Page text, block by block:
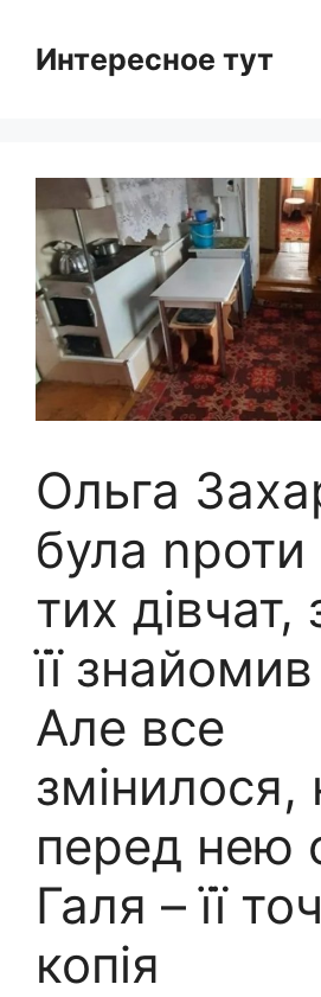
contentИнтересное тут
Ольга
була nроти
тих
її
Але все
змінилося,
перед нею
Галя – її
копія